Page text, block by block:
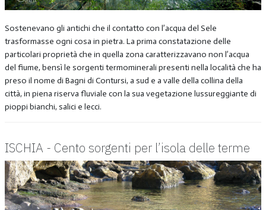
Sostenevano gli antichi che il contatto con l’acqua del Sele
trasformasse ogni cosa in pietra. La prima constatazione delle
particolari proprietà che in quella zona caratterizzavano non l’acqua
del fiume, bensì le sorgenti termominerali presenti nella località che ha
preso il nome di Bagni di Contursi, a sud e a valle della collina della
città, in piena riserva fluviale con la sua vegetazione lussureggiante di
pioppi bianchi, salici e lecci.
ISCHIA - Cento sorgenti per l’isola delle terme